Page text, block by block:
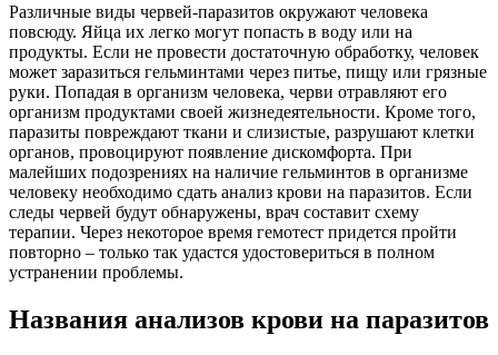
Различные виды червей-паразитов окружают человека
повсюду. Яйца их легко могут попасть в воду или на
продукты. Если не провести достаточную обработку, человек
может заразиться гельминтами через питье, пищу или грязные
руки. Попадая в организм человека, черви отравляют его
организм продуктами своей жизнедеятельности. Кроме того,
паразиты повреждают ткани и слизистые, разрушают клетки
органов, провоцируют появление дискомфорта. При
малейших подозрениях на наличие гельминтов в организме
человеку необходимо сдать анализ крови на паразитов. Если
следы червей будут обнаружены, врач составит схему
терапии. Через некоторое время гемотест придется пройти
повторно – только так удастся удостовериться в полном
устранении проблемы.
Названия анализов крови на паразитов